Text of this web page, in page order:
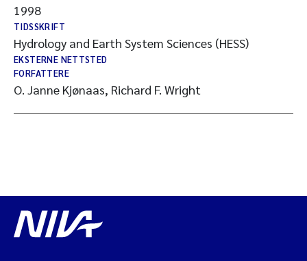
1998
TIDSSKRIFT
Hydrology and Earth System Sciences (HESS)
EKSTERNE NETTSTED
FORFATTERE
O. Janne Kjønaas, Richard F. Wright